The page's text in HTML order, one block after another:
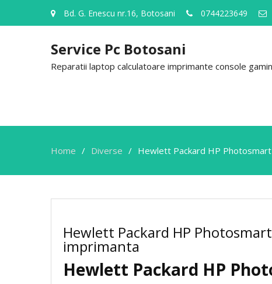
Bd. G. Enescu nr.16, Botosani 0744223649
Service Pc Botosani
Reparatii laptop calculatoare imprimante console
Home Diverse Hewlett Packard HP
Hewlett Packard HP
imprimanta
Hewlett Packard HP